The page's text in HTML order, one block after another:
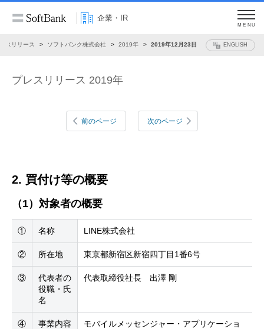
企業・IR
MENU
スリリース ソフトバンク株式会社 2019年 2019年12月23日 ENGLISH
プレスリリース 2019年
前のページ 次のページ
2. 買付け等の概要
（1）対象者の概要
① 名称 LINE株式会社
② 所在地 東京都新宿区新宿四丁目1番6号
③
代表者の
役職・氏
名
代表取締役社長 出澤 剛
④ 事業内容
モバイルメッセンジャー・アプリケーショ